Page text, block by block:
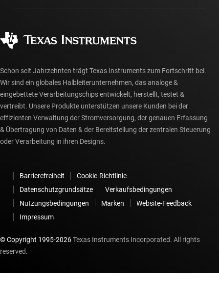
Fertigung
myTI-Konto FAQs
Häufig gestellte Fragen zu Bestellungen
Schon seit Jahrzehnten trägt Texas Instruments zum Fortschritt bei.
Wir sind ein globales Halbleiterunternehmen, das analoge &
eingebettete Verarbeitungschips entwickelt, herstellt, testet &
vertreibt. Unsere Produkte unterstützen unsere Kunden bei der
effizienten Verwaltung der Stromversorgung, der genauen Erfassung
& Übertragung von Daten & der Bereitstellung der zentralen Steuerung
oder Verarbeitung in ihren Designs.
Barrierefreiheit
Cookie-Richtlinie
Datenschutzgrundsätze
Verkaufsbedingungen
Nutzungsbedingungen
Marken
Website-Feedback
Impressum
© Copyright 1995-2026Texas Instruments Incorporated. All rights
reserved.